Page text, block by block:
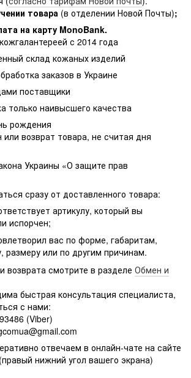
товара (в отделении Новой Почты);
на карту MonoBank.
с 2014 года
склад кожаных изделий
заказов в Украине
поставщики
только наивысшего качества
рождения
возврат товара, не считая дня
Украины «О защите прав
сразу от доставленного товара:
артикулу, который вы
испорчен;
вас по форме, габаритам,
размеру или по другим причинам.
возврата смотрите в разделе Обмен и
быстрая консультация специалиста,
с нами:
(Viber)
отвечаем в онлайн-чате на сайте
нижний угол вашего экрана)